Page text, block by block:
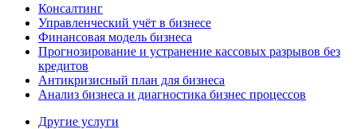
Консалтинг
Управленческий учёт в бизнесе
Финансовая модель бизнеса
Прогнозирование и устранение кассовых разрывов без
кредитов
Антикризисный план для бизнеса
Анализ бизнеса и диагностика бизнес процессов
Другие услуги